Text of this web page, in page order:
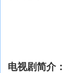
电视剧简介：